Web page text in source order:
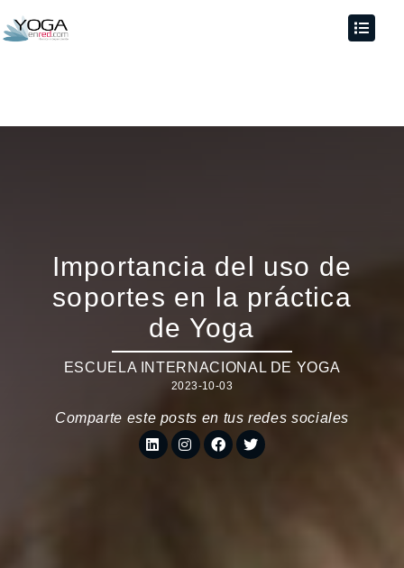
Importancia del uso de
soportes en la práctica
de Yoga
ESCUELA INTERNACIONAL DE YOGA
2023-10-03
Comparte este posts en tus redes sociales